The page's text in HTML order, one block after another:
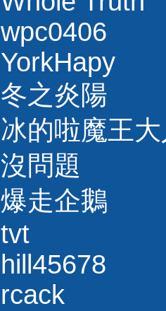
wpc0406
YorkHapy
冬之炎陽
冰的啦魔王
沒問題
爆走企鵝
tvt
hill45678
rcack